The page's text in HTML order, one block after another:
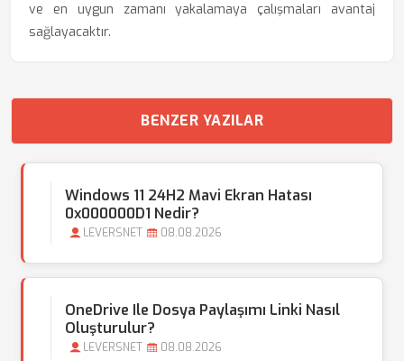
ve en uygun zamanı yakalamaya çalışmaları avantaj
sağlayacaktır.
BENZER YAZILAR
Windows 11 24H2 Mavi Ekran Hatası
0x000000D1 Nedir?
LEVERSNET 08.08.2026
OneDrive Ile Dosya Paylaşımı Linki Nasıl
Oluşturulur?
LEVERSNET 08.08.2026